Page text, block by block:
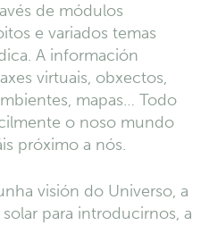
de módulos
e variados temas
A información
virtuais, obxectos,
mapas… Todo
o noso mundo
próximo a nós.
visión do Universo, a
para introducirnos, a